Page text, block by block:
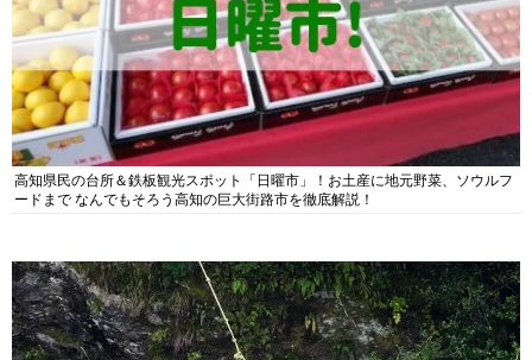
高知県民の台所＆鉄板観光スポット「日曜市」！お土産に地元野菜、ソウルフ
ードまで なんでもそろう高知の巨大街路市を徹底解説！